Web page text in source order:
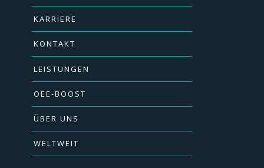
KARRIERE
KONTAKT
LEISTUNGEN
OEE-BOOST
ÜBER UNS
WELTWEIT